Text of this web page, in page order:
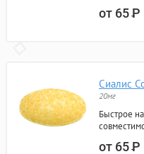
от 65Р
Сиалис
20мг
Быстрое
от 65Р